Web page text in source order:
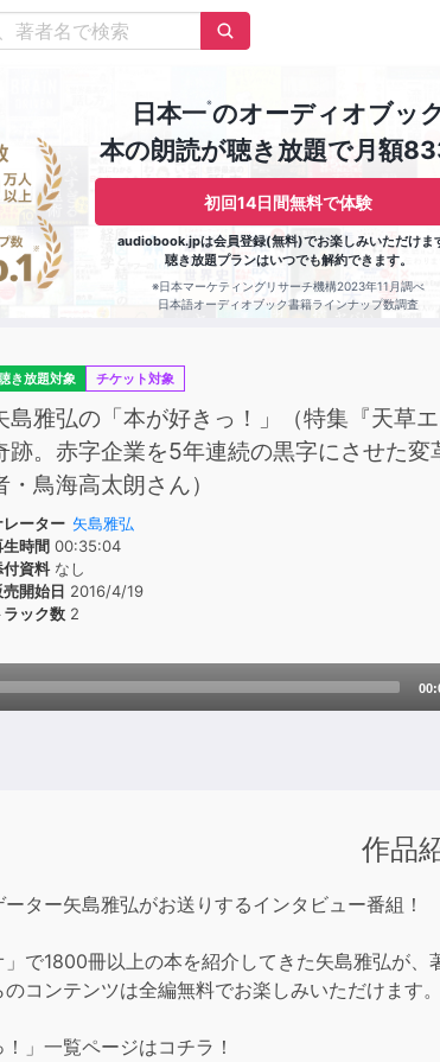
日本一※のオーディオブッ
本の朗読が聴き放題で月額
初回14日間無料で体験
audiobook.jpは会員登録(無料)でお楽しみいただけま
聴き放題プランはいつでも解約できます。
※日本マーケティングリサーチ機構2023年11月調べ
日本語オーディオブック書籍ラインナップ数調査
き放題対象 チケット対象
島雅弘の「本が好きっ！」（特集『天草
跡。赤字企業を5年連続の黒字にさせた変
・鳥海高太朗さん）
レーター 矢島雅弘
生時間00:35:04
付資料なし
売開始日 2016/4/19
ラック数2
作品
ター矢島雅弘がお送りするインタビュー番組！
」で1800冊以上の本を紹介してきた矢島雅弘が
コンテンツは全編無料でお楽しみいただけます。
！」一覧ページはコチラ！